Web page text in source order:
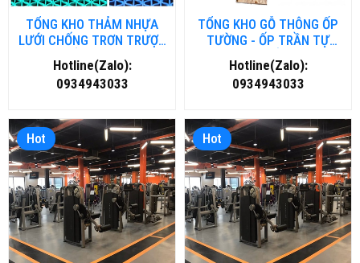
TỔNG KHO THẢM NHỰA
LƯỚI CHỐNG TRƠN TRƯỢT
TẠI HỒ CHÍ MINH
Hotline(Zalo):
0934943033
TỔNG KHO GỖ THÔNG ỐP
TƯỜNG - ỐP TRẦN TỰ
NHIÊN TẠI HẢI DƯƠNG
Hotline(Zalo):
0934943033
Hot Hot